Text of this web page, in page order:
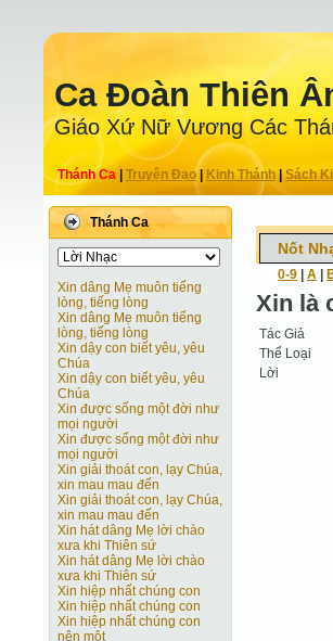
Ca Ðoàn Thiên
Giáo Xứ Nữ Vương Các
Thánh Ca Truyện Ðạo| Kinh Thánh Sách
Thánh Ca
Xin dâng Mẹ muôn tiếng
lòng, tiếng lòng
Xin dâng Mẹ muôn tiếng
lòng, tiếng lòng
Xin dậy con biết yêu, yêu
Chúa
Xin dậy con biết yêu, yêu
Chúa
Xin được sống một đời như
mọi người
Xin được sống một đời như
mọi người
Xin giải thoát con, lạy Chúa,
xin mau mau đến
Xin giải thoát con, lạy Chúa,
xin mau mau đến
Xin hát dâng Mẹ lời chào
xưa khi Thiên sứ
Xin hát dâng Mẹ lời chào
xưa khi Thiên sứ
Xin hiệp nhất chúng con
Xin hiệp nhất chúng con
Xin hiệp nhất chúng con
nên một
Nốt
0-9 A
Xin là
Tác Giả
Thể Loại
Lời